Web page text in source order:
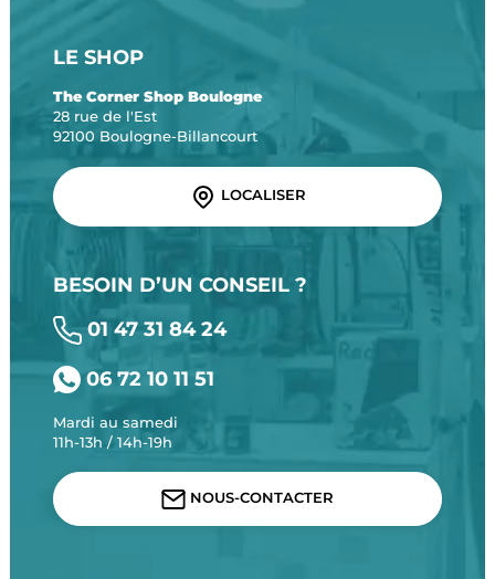
LE SHOP
The Corner Shop Boulogne
28 rue de l'Est
92100 Boulogne-Billancourt
LOCALISER
BESOIN D’UN CONSEIL ?
01 47 31 84 24
06 72 10 11 51
Mardi au samedi
11h-13h / 14h-19h
NOUS-CONTACTER